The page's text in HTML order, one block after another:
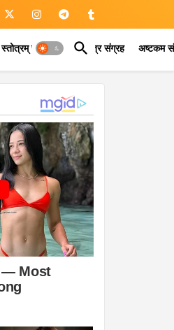
स्तोत्रम् संग्रह कवच मंत्र संग्रह अष्टकम